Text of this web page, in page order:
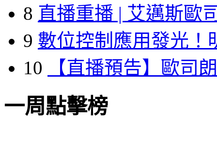
8 直播重播 | 艾邁斯歐
9 數位控制應用發光！
10
【直播預告】歐司
一周點擊榜